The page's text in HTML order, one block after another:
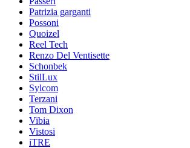
Patrizia garganti
Possoni
Quoizel
Reel Tech
Renzo Del Ventisette
Schonbek
StilLux
Sylcom
Terzani
Tom Dixon
Vibia
Vistosi
iTRE